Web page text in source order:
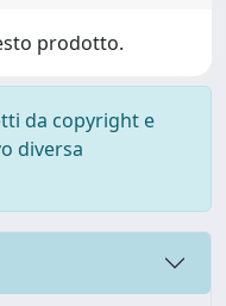
prodotto.
da copyright e
diversa